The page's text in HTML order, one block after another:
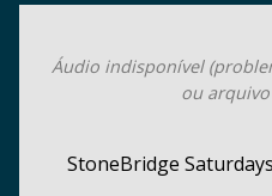
Áudio indisponível
ou
StoneBridge